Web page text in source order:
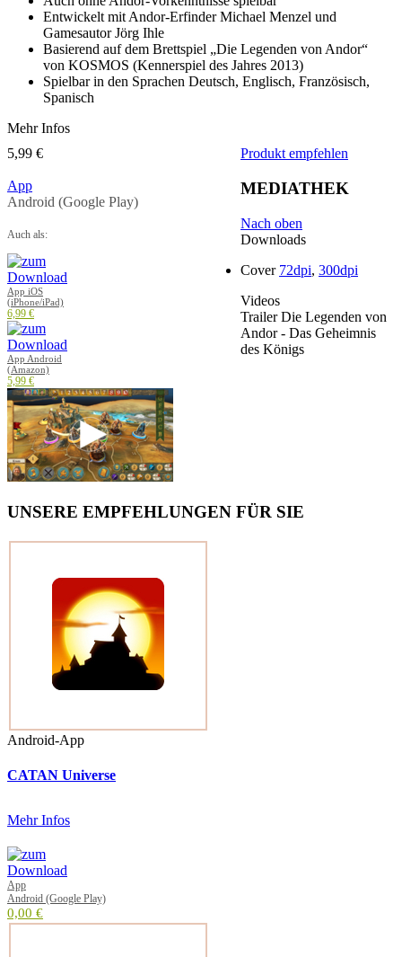
Entwickelt mit Andor-Erfinder Michael Menzel und
Gamesautor Jörg Ihle
Basierend auf dem Brettspiel „Die Legenden von Andor“
von KOSMOS (Kennerspiel des Jahres 2013)
Spielbar in den Sprachen Deutsch, Englisch, Französisch,
Spanisch
Mehr Infos
5,99 €
App
Android (Google Play)
Auch als:
App iOS
(iPhone/iPad)
6,99 €
App Android
(Amazon)
5,99 €
Produkt empfehlen
MEDIATHEK
Nach oben
Downloads
Cover 72dpi, 300dpi
Videos
Trailer Die Legenden von
Andor - Das Geheimnis
des Königs
UNSERE EMPFEHLUNGEN FÜR SIE
Android-App
CATAN Universe
Mehr Infos
App
Android (Google Play)
0,00 €